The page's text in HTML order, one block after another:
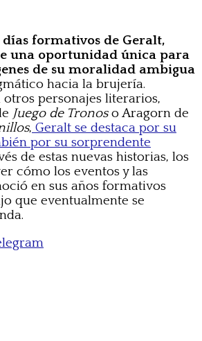
formativos de Geralt,
una oportunidad única para
de su moralidad ambigua
hacia la brujería.
personajes literarios,
Juego de Tronoso Aragorn de
, Geralt se destaca por su
por su sorprendente
de estas nuevas historias, los
cómo los eventos y las
en sus años formativos
que eventualmente se